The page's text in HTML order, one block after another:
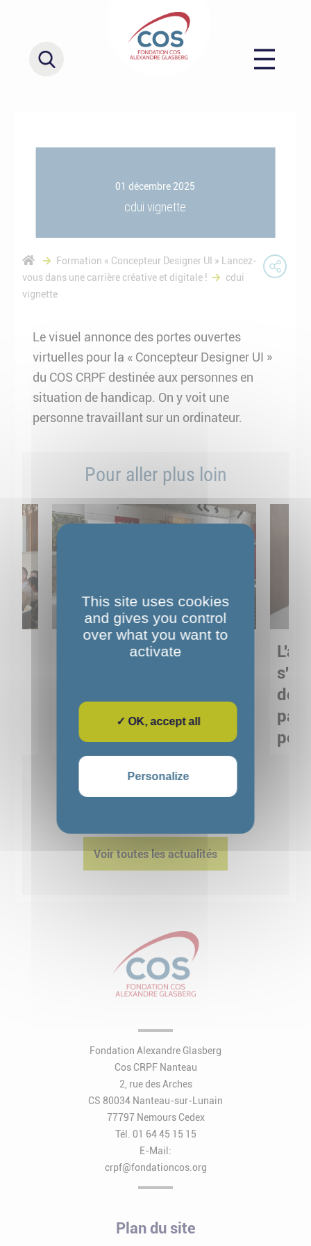
01 décembre 2025
cdui vignette
Formation « Concepteur Designer UI » Lancez-
vous dans une carrière créative et digitale !
cdui
vignette
Le visuel annonce des portes ouvertes
virtuelles pour la « Concepteur Designer UI »
du COS CRPF destinée aux personnes en
situation de handicap. On y voit une
personne travaillant sur un ordinateur.
Pour aller plus loin
Sortie pédagogique au
autrement grâce à la
culture
Voir détails
de
1 2 3 4 5
Voir toutes les actualités
Fondation Alexandre Glasberg
Cos CRPF Nanteau
2, rue des Arches
CS 80034 Nanteau-sur-Lunain
77797 Nemours Cedex
Tél. 01 64 45 15 15
E-Mail:
crpf@fondationcos.org
Plan du site
This site uses cookies
and gives you control
over what you want to
activate
✓ OK, accept all
Personalize